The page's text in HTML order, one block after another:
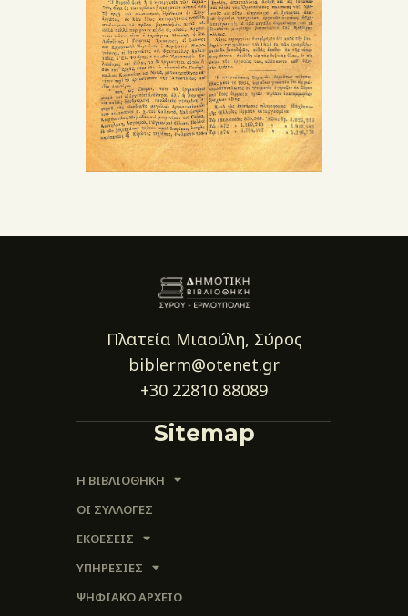
Πλατεία Μιαούλη, Σύρος
biblerm@otenet.gr
+30 22810 88089
Sitemap
Η ΒΙΒΛΙΟΘΗΚΗ
ΟΙ ΣΥΛΛΟΓΈΣ
ΕΚΘΕΣΕΙΣ
ΥΠΗΡΕΣΙΕΣ
ΨΗΦΙΑΚΌ ΑΡΧΕΊΟ